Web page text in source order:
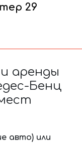
29
аренды
Бенц
авто) или